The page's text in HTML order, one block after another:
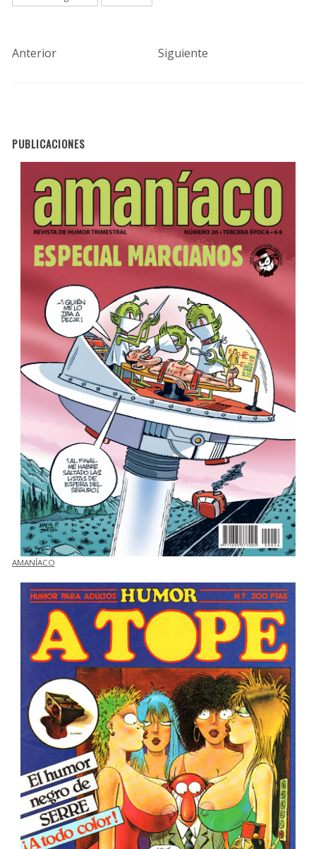
Anterior Siguiente
PUBLICACIONES
AMANÍACO